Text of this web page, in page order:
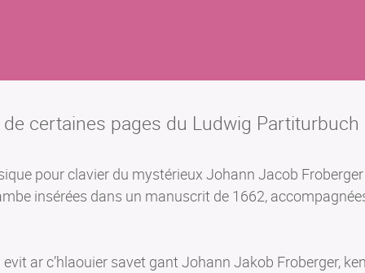
certaines pages du Ludwig
pour clavier du mystérieux Johann Jacob
insérées dans un manuscrit de 1662,
ar c’hlaouier savet gant Johann Jakob Froberger,